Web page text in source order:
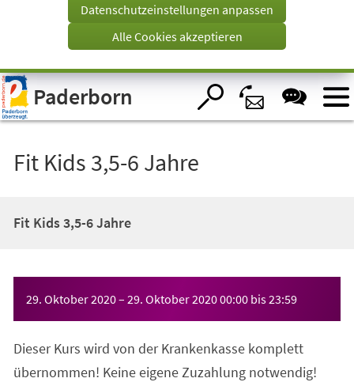
Visuelle
Assistenzsoftware
öffnen.
Tab)
Datenschutzeinstellungen anpassen
Alle Cookies akzeptieren
Paderborn
Fit Kids 3,5-6 Jahre
Fit Kids 3,5-6 Jahre
29. Oktober 2020– 29. Oktober 202000:00 bis23:59
Dieser Kurs wird von der Krankenkasse komplett
übernommen! Keine eigene Zuzahlung notwendig!